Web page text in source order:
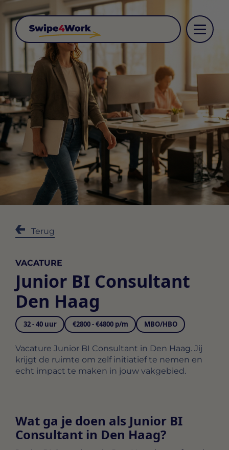
Terug
VACATURE
Junior BI Consultant
Den Haag
32 - 40 uur €2800 - €4800 p/m MBO/HBO
Vacature Junior BI Consultant in Den Haag. Jij
krijgt de ruimte om zelf initiatief te nemen en
echt impact te maken in jouw vakgebied.
Wat ga je doen als Junior BI
Consultant in Den Haag?